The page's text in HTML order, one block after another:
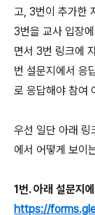
고, 3번이 추가한
3번을 교사 입장
면서 3번 링크에
번 설문지에서 응
로 응답해야 참여
우선 일단 아래 링
에서 어떻게 보이
1번. 아래 설문지
https://